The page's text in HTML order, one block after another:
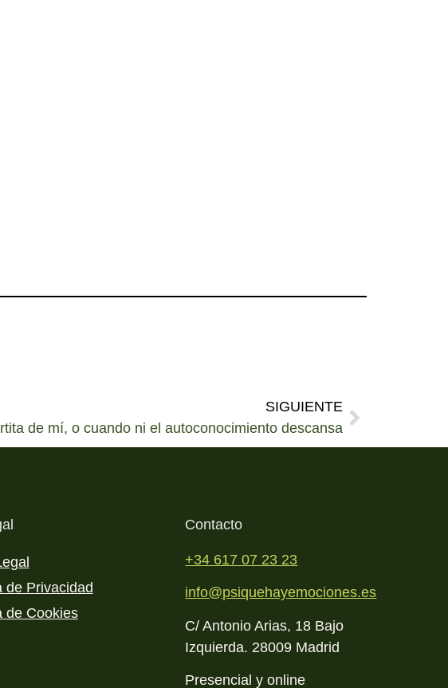
SIGUIENTE
de mí, o cuando ni el autoconocimiento descansa
de Privacidad
de Cookies
Contacto
+34 617 07 23 23
info@psiquehayemociones.es
C/ Antonio Arias, 18 Bajo
Izquierda. 28009 Madrid
Presencial y online